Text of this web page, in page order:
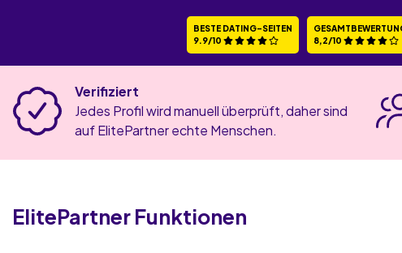
BESTE DATING-SEITEN
9.9/10
8,2/10
Verifiziert
Jedes Profil wird manuell überprüft, daher sind
auf ElitePartner echte Menschen.
ElitePartnerFunktionen